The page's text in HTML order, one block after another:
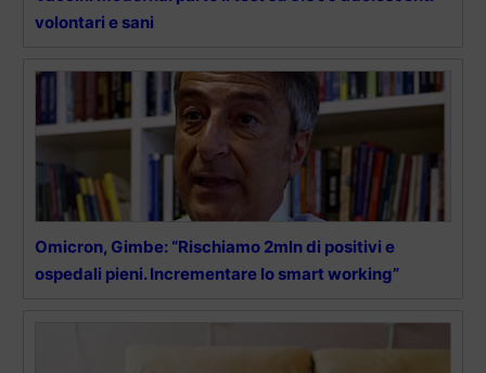
volontari e sani
Omicron, Gimbe: “Rischiamo 2mln di positivi e
ospedali pieni. Incrementare lo smart working”